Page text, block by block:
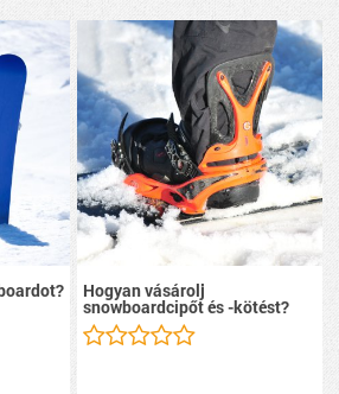
Hogyan vásárolj
snowboardcipőt és -kötést?